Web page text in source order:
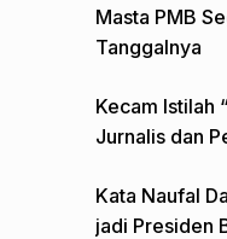
Masta PMB
Tanggalnya
Kecam Istilah
Jurnalis dan
Kata Naufal
jadi Presiden